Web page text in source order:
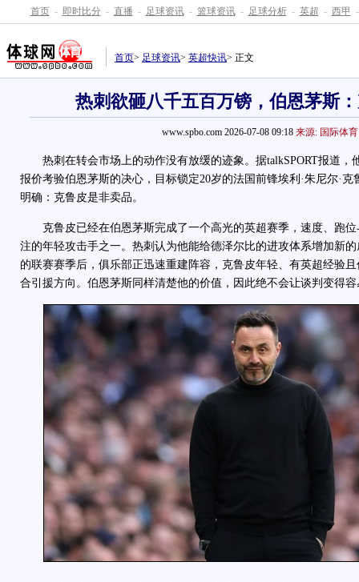
首页 - 即时比分 - 直播 - 足球资讯 - 篮球资讯 - 足球分析 - 英超 - 西甲 -
首页> 足球资讯> 英超快讯> 正文
热刺欲砸八千五百万镑，伯恩茅斯
www.spbo.com 2026-07-08 09:18 来源: 国际体育
热刺在转会市场上的动作没有放缓的迹象。据talkSPORT报道，
报价考验伯恩茅斯的决心，目标锁定20岁的法国前锋埃利·朱尼尔·
明确：克鲁皮是非卖品。
克鲁皮已经在伯恩茅斯完成了一个高光的英超赛季，速度、跑位
注的年轻攻击手之一。热刺认为他能给德泽尔比的进攻体系增加新
的联赛赛季后，俱乐部正迅速重建阵容，克鲁皮年轻、有英超经验
合引援方向。伯恩茅斯同样清楚他的价值，因此绝不会让谈判变得容